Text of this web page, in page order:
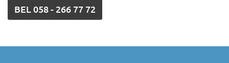
BEL058 - 266 77 72